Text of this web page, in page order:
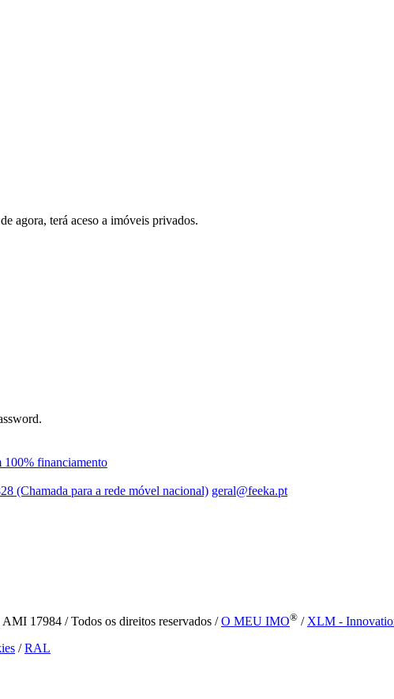
agora, terá aceso a imóveis privados.
100% financiamento
(Chamada para a rede móvel nacional) geral@feeka.pt
17984 / Todos os direitos reservados /O MEU IMO® / XLM -
/RAL